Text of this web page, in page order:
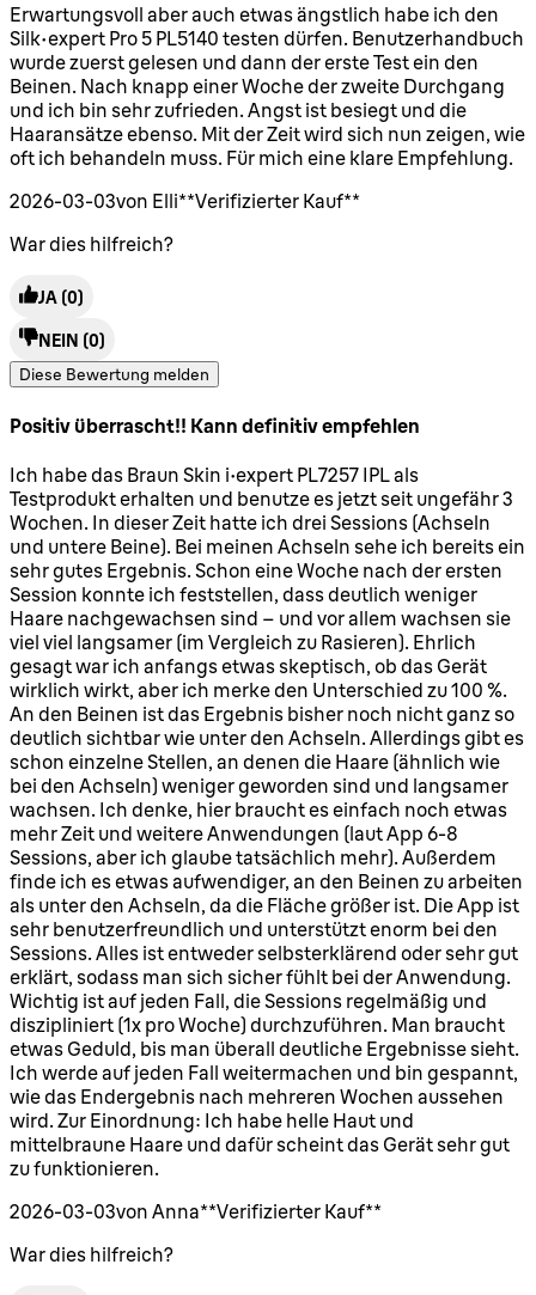
5 Sterne von maximal 5
Erwartungsvoll aber auch etwas ängstlich habe ich den
Silk·expert Pro 5 PL5140 testen dürfen. Benutzerhandbuch
wurde zuerst gelesen und dann der erste Test ein den
Beinen. Nach knapp einer Woche der zweite Durchgang
und ich bin sehr zufrieden. Angst ist besiegt und die
Haaransätze ebenso. Mit der Zeit wird sich nun zeigen, wie
oft ich behandeln muss. Für mich eine klare Empfehlung.
2026-03-03von Elli**Verifizierter Kauf**
War dies hilfreich?
JA (0)
NEIN (0)
Diese Bewertung melden
Positiv überrascht!! Kann definitiv empfehlen
5 Sterne von maximal 5
Ich habe das Braun Skin i·expert PL7257 IPL als
Testprodukt erhalten und benutze es jetzt seit ungefähr 3
Wochen. In dieser Zeit hatte ich drei Sessions (Achseln
und untere Beine). Bei meinen Achseln sehe ich bereits ein
sehr gutes Ergebnis. Schon eine Woche nach der ersten
Session konnte ich feststellen, dass deutlich weniger
Haare nachgewachsen sind – und vor allem wachsen sie
viel viel langsamer (im Vergleich zu Rasieren). Ehrlich
gesagt war ich anfangs etwas skeptisch, ob das Gerät
wirklich wirkt, aber ich merke den Unterschied zu 100 %.
An den Beinen ist das Ergebnis bisher noch nicht ganz so
deutlich sichtbar wie unter den Achseln. Allerdings gibt es
schon einzelne Stellen, an denen die Haare (ähnlich wie
bei den Achseln) weniger geworden sind und langsamer
wachsen. Ich denke, hier braucht es einfach noch etwas
mehr Zeit und weitere Anwendungen (laut App 6-8
Sessions, aber ich glaube tatsächlich mehr). Außerdem
finde ich es etwas aufwendiger, an den Beinen zu arbeiten
als unter den Achseln, da die Fläche größer ist. Die App ist
sehr benutzerfreundlich und unterstützt enorm bei den
Sessions. Alles ist entweder selbsterklärend oder sehr gut
erklärt, sodass man sich sicher fühlt bei der Anwendung.
Wichtig ist auf jeden Fall, die Sessions regelmäßig und
diszipliniert (1x pro Woche) durchzuführen. Man braucht
etwas Geduld, bis man überall deutliche Ergebnisse sieht.
Ich werde auf jeden Fall weitermachen und bin gespannt,
wie das Endergebnis nach mehreren Wochen aussehen
wird. Zur Einordnung: Ich habe helle Haut und
mittelbraune Haare und dafür scheint das Gerät sehr gut
zu funktionieren.
2026-03-03von Anna**Verifizierter Kauf**
War dies hilfreich?